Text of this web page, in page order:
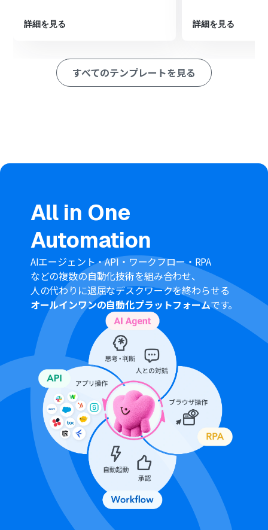
ァイルを取得します
その後、OCR機能の「画像・PDFから文字を読み取る」
最後に、Miroの「ボードを作成」アクションを設定し、
抽出したテキスト情報を元にボードを自動で作成します
のコンテンツIDを任意で設定してください。これにより、
オペレーションの分岐条件は、ファイル名やファイル形
式など、ユーザーの運用に合わせて任意で設定することが
注意事項
Box、MiroのそれぞれとYoomを連携してください。
分岐はパーソナルプラン以上のプランでご利用いただけ
る機能（オペレーション）となっております。フリープラ
ンの場合は設定しているフローボットのオペレーション
はエラーとなりますので、ご注意ください。
パーソナルプランなどの有料プランは、2週間の無料トラ
イアルを行うことが可能です。無料トライアル中には制限
対象のアプリや機能（オペレーション）を使用すること
ができます。
Boxはミニプラン以上でご利用いただけるアプリとなって
おります。フリープラン・パーソナルプランの場合は設定
しているフローボットのオペレーションやデータコネク
トはエラーとなりますので、ご注意ください。
ミニプラン・チームプラン・サクセスプランなどの有料プ
ランは、2週間の無料トライアルを行うことが可能です。
無料トライアル中には制限対象のアプリを使用すること
ができます。
ダウンロード可能なファイル容量は最大300MBまでで
す。アプリの仕様によっては300MB未満になる可能性が
あるので、ご注意ください。
トリガー、各オペレーションでファイルを使用する際
ファイルの容量制限について
」をご参照くださ
詳細を見る 詳細を見る
すべてのテンプレートを見る
All in One
Automation
AIエージェント・API・ワークフロー・RPA
などの複数の自動化技術を組み合わせ、
人の代わりに退屈なデスクワークを終わらせる
オールインワンの自動化プラットフォームです。